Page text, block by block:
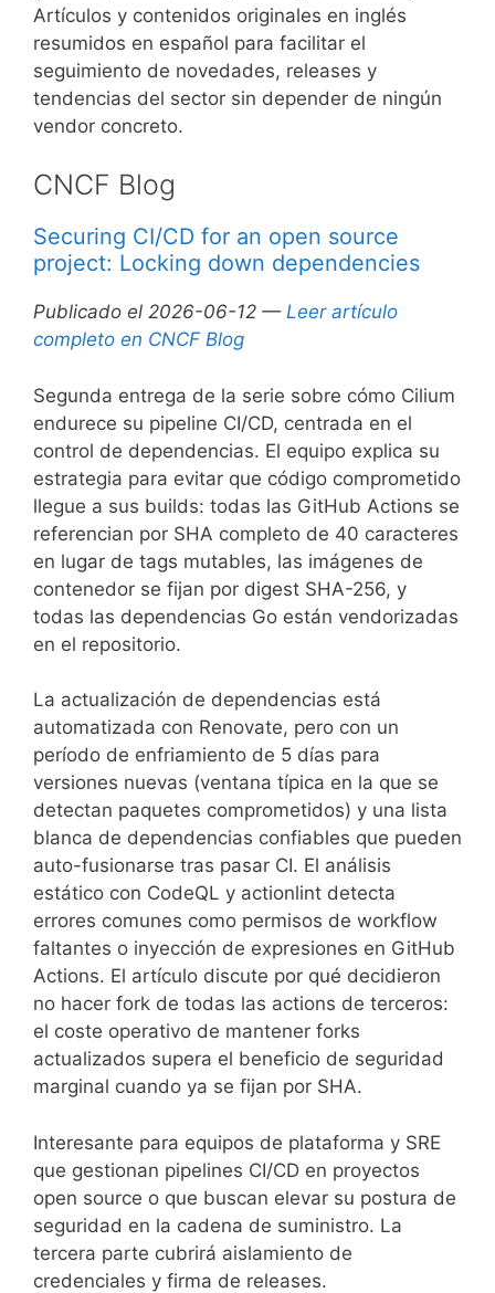
Artículos y contenidos originales en inglés
resumidos en español para facilitar el
seguimiento de novedades, releases y
tendencias del sector sin depender de ningún
vendor concreto.
CNCF Blog
Securing CI/CD for an open source
project: Locking down dependencies
Publicado el 2026-06-12 — Leer artículo
completo en CNCF Blog
Segunda entrega de la serie sobre cómo Cilium
endurece su pipeline CI/CD, centrada en el
control de dependencias. El equipo explica su
estrategia para evitar que código comprometido
llegue a sus builds: todas las GitHub Actions se
referencian por SHA completo de 40 caracteres
en lugar de tags mutables, las imágenes de
contenedor se fijan por digest SHA-256, y
todas las dependencias Go están vendorizadas
en el repositorio.
La actualización de dependencias está
automatizada con Renovate, pero con un
período de enfriamiento de 5 días para
versiones nuevas (ventana típica en la que se
detectan paquetes comprometidos) y una lista
blanca de dependencias confiables que pueden
auto-fusionarse tras pasar CI. El análisis
estático con CodeQL y actionlint detecta
errores comunes como permisos de workflow
faltantes o inyección de expresiones en GitHub
Actions. El artículo discute por qué decidieron
no hacer fork de todas las actions de terceros:
el coste operativo de mantener forks
actualizados supera el beneficio de seguridad
marginal cuando ya se fijan por SHA.
Interesante para equipos de plataforma y SRE
que gestionan pipelines CI/CD en proyectos
open source o que buscan elevar su postura de
seguridad en la cadena de suministro. La
tercera parte cubrirá aislamiento de
credenciales y firma de releases.